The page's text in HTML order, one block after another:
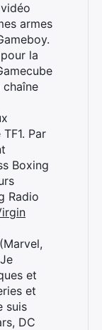
armes
la
chaîne
Par
Boxing
Radio
et
et
suis
DC